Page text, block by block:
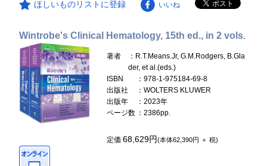
ほしいものリストに登録 いいね
Wintrobe's Clinical Hematology, 15th ed., in 2 vols.
著者
：R.T.Means.Jr, G.M.Rodgers, B.Gla
der, et al.(eds.)
ISBN
：978-1-975184-69-8
出版社
：WOLTERS KLUWER
出版年
：2023年
ページ数 ：2386pp.
定価68,629円(本体62,390円 ＋ 税)